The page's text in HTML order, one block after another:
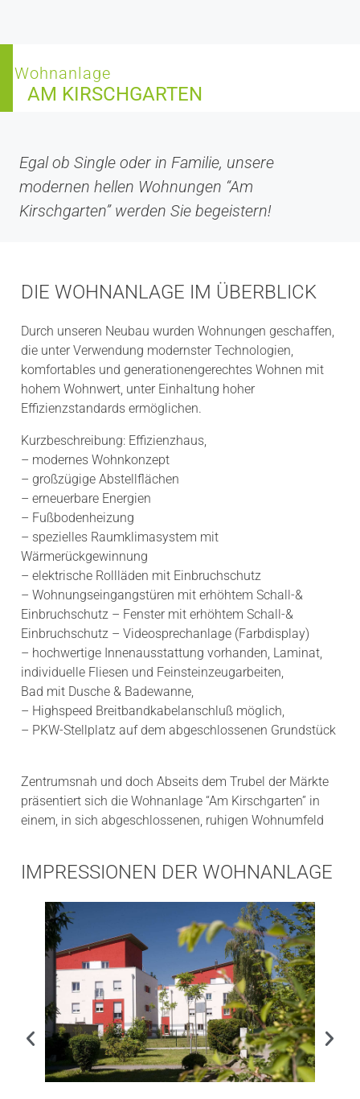
Wohnanlage
AM KIRSCHGARTEN
Egal ob Single oder in Familie, unsere
modernen hellen Wohnungen “Am
Kirschgarten” werden Sie begeistern!
DIE WOHNANLAGE IM ÜBERBLICK
Durch unseren Neubau wurden Wohnungen geschaffen,
die unter Verwendung modernster Technologien,
komfortables und generationengerechtes Wohnen mit
hohem Wohnwert, unter Einhaltung hoher
Effizienzstandards ermöglichen.
Kurzbeschreibung: Effizienzhaus,
– modernes Wohnkonzept
– großzügige Abstellflächen
– erneuerbare Energien
– Fußbodenheizung
– spezielles Raumklimasystem mit
Wärmerückgewinnung
– elektrische Rollläden mit Einbruchschutz
– Wohnungseingangstüren mit erhöhtem Schall-&
Einbruchschutz – Fenster mit erhöhtem Schall-&
Einbruchschutz – Videosprechanlage (Farbdisplay)
– hochwertige Innenausstattung vorhanden, Laminat,
individuelle Fliesen und Feinsteinzeugarbeiten,
Bad mit Dusche & Badewanne,
– Highspeed Breitbandkabelanschluß möglich,
– PKW-Stellplatz auf dem abgeschlossenen Grundstück
Zentrumsnah und doch Abseits dem Trubel der Märkte
präsentiert sich die Wohnanlage “Am Kirschgarten” in
einem, in sich abgeschlossenen, ruhigen Wohnumfeld
IMPRESSIONEN DER WOHNANLAGE